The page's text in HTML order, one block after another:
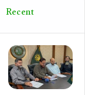
Recent